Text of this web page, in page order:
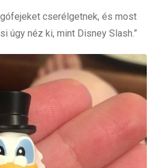
cserélgetnek, és most
úgy néz ki, mint Disney Slash.”